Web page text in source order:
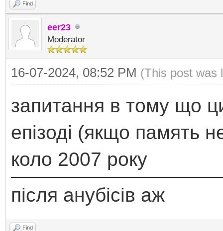
Find
eer23
Moderator
16-07-2024, 08:52 PM (This post was
запитання в тому що
епізоді (якщо память
коло 2007 року
після анубісів аж
Find